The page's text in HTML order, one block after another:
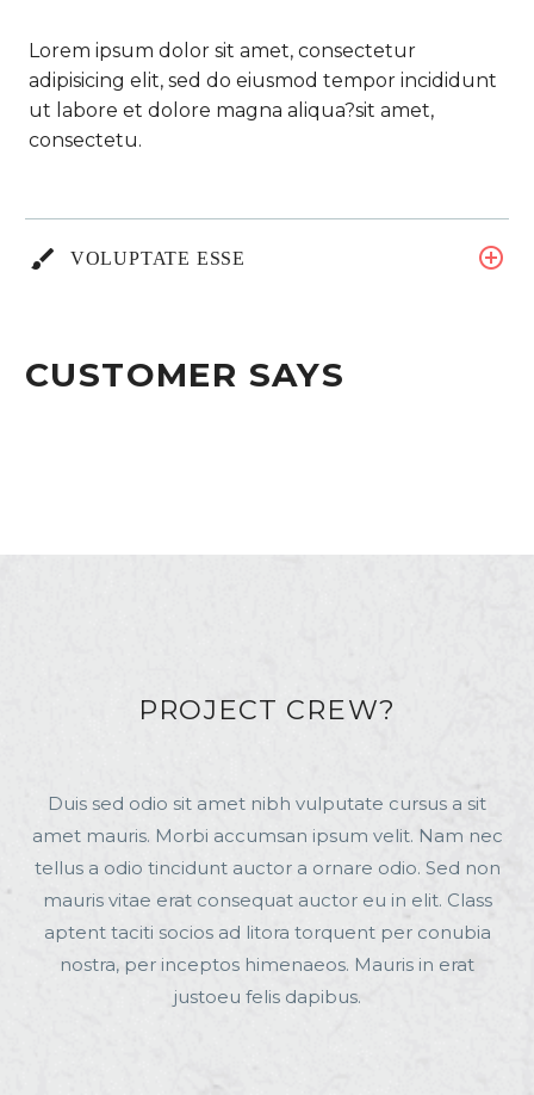
Lorem ipsum dolor sit amet, consectetur
adipisicing elit, sed do eiusmod tempor incididunt
ut labore et dolore magna aliqua?sit amet,
consectetu.
VOLUPTATE ESSE
CUSTOMER SAYS
PROJECT CREW?
Duis sed odio sit amet nibh vulputate cursus a sit
amet mauris. Morbi accumsan ipsum velit. Nam nec
tellus a odio tincidunt auctor a ornare odio. Sed non
mauris vitae erat consequat auctor eu in elit. Class
aptent taciti socios ad litora torquent per conubia
nostra, per inceptos himenaeos. Mauris in erat
justoeu felis dapibus.